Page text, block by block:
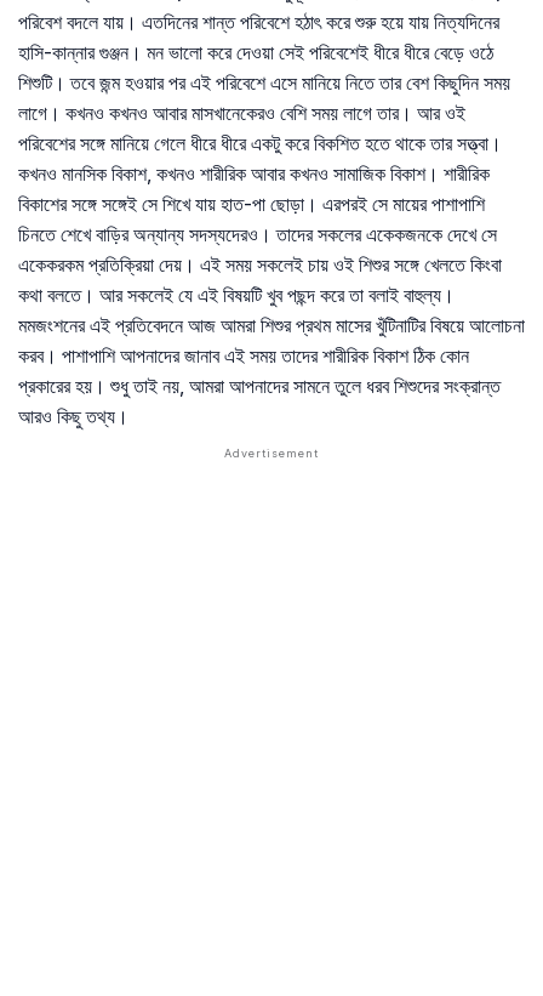
পরিবেশ বদলে যায়। এতদিনের শান্ত পরিবেশে হঠাৎ করে শুরু হয়ে যায় নিত্যদিনের
হাসি-কান্নার গুঞ্জন। মন ভালো করে দেওয়া সেই পরিবেশেই ধীরে ধীরে বেড়ে ওঠে
শিশুটি। তবে জন্ম হওয়ার পর এই পরিবেশে এসে মানিয়ে নিতে তার বেশ কিছুদিন সময়
লাগে। কখনও কখনও আবার মাসখানেকেরও বেশি সময় লাগে তার। আর ওই
পরিবেশের সঙ্গে মানিয়ে গেলে ধীরে ধীরে একটু করে বিকশিত হতে থাকে তার সত্ত্বা।
কখনও মানসিক বিকাশ, কখনও শারীরিক আবার কখনও সামাজিক বিকাশ। শারীরিক
বিকাশের সঙ্গে সঙ্গেই সে শিখে যায় হাত-পা ছোড়া। এরপরই সে মায়ের পাশাপাশি
চিনতে শেখে বাড়ির অন্যান্য সদস্যদেরও। তাদের সকলের একেকজনকে দেখে সে
একেকরকম প্রতিক্রিয়া দেয়। এই সময় সকলেই চায় ওই শিশুর সঙ্গে খেলতে কিংবা
কথা বলতে। আর সকলেই যে এই বিষয়টি খুব পছন্দ করে তা বলাই বাহুল্য।
মমজংশনের এই প্রতিবেদনে আজ আমরা শিশুর প্রথম মাসের খুঁটিনাটির বিষয়ে আলোচনা
করব। পাশাপাশি আপনাদের জানাব এই সময় তাদের শারীরিক বিকাশ ঠিক কোন
প্রকারের হয়। শুধু তাই নয়, আমরা আপনাদের সামনে তুলে ধরব শিশুদের সংক্রান্ত
আরও কিছু তথ্য।